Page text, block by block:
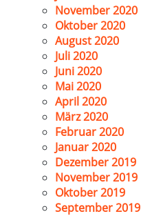
November 2020
Oktober 2020
August 2020
Juli 2020
Juni 2020
Mai 2020
April 2020
März 2020
Februar 2020
Januar 2020
Dezember 2019
November 2019
Oktober 2019
September 2019